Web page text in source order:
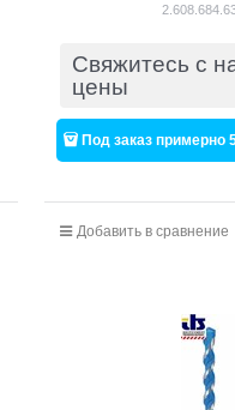
Свяжитесь с
цены
Под заказ примерно
Добавить в сравнение